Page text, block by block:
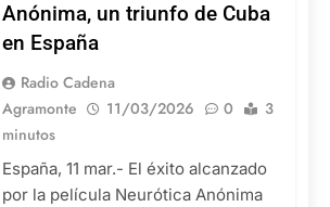
Anónima, un triunfo de Cuba
en España
Radio Cadena
Agramonte
11/03/2026 0
3
minutos
España, 11 mar.- El éxito alcanzado
por la película Neurótica Anónima